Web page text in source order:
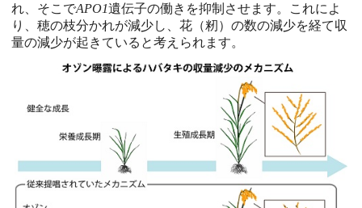
れ、そこでAPO1遺伝子の働きを抑制させます。これによ
り、穂の枝分かれが減少し、花（籾）の数の減少を経て収
量の減少が起きていると考えられます。